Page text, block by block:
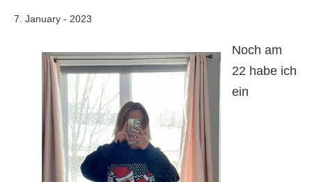
7. January - 2023
Noch am
22 habe ich
ein